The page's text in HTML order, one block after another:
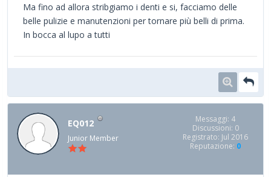
Ma fino ad allora stribgiamo i denti e si, facciamo delle
belle pulizie e manutenzioni per tornare più belli di prima.
In bocca al lupo a tutti
EQ012
Junior Member
Messaggi: 4
Discussioni: 0
Registrato: Jul 2016
Reputazione: 0